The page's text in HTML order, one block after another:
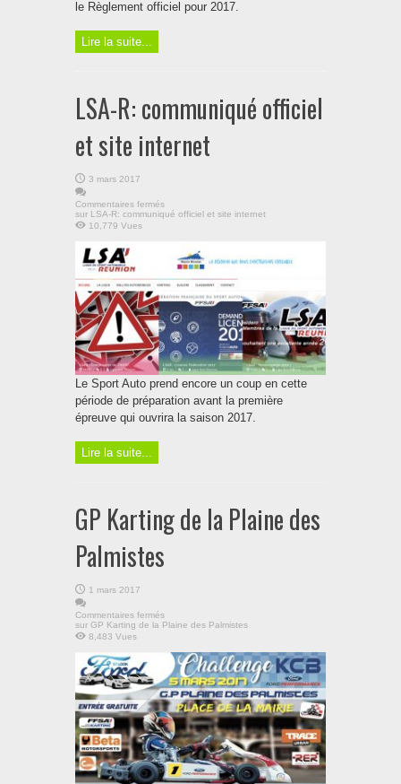
le Règlement officiel pour 2017.
Lire la suite...
LSA-R: communiqué officiel
et site internet
3 mars 2017
Commentaires fermés
sur LSA-R: communiqué officiel et site internet
10,779 Vues
Le Sport Auto prend encore un coup en cette
période de préparation avant la première
épreuve qui ouvrira la saison 2017.
Lire la suite...
GP Karting de la Plaine des
Palmistes
1 mars 2017
Commentaires fermés
sur GP Karting de la Plaine des Palmistes
8,483 Vues